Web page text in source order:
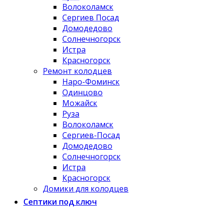
Волоколамск
Сергиев Посад
Домодедово
Солнечногорск
Истра
Красногорск
Ремонт колодцев
Наро-Фоминск
Одинцово
Можайск
Руза
Волоколамск
Сергиев-Посад
Домодедово
Солнечногорск
Истра
Красногорск
Домики для колодцев
Септики под ключ